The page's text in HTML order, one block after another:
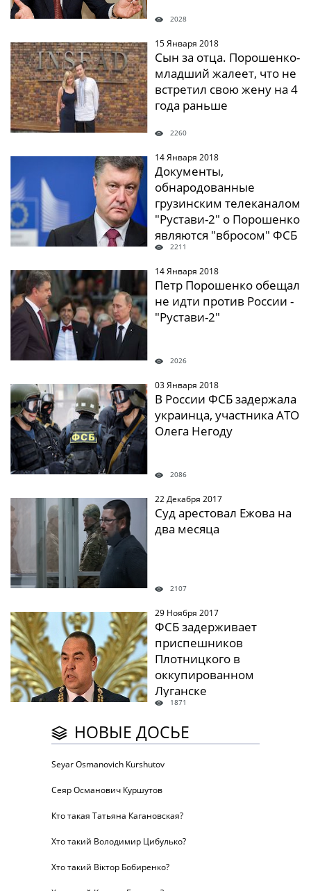
2028
" /> 15 Января 2018
Сын за отца. Порошенко-
младший жалеет, что не
встретил свою жену на 4
года раньше
2260
14 Января 2018
Документы,
обнародованные
грузинским телеканалом
"Рустави-2" о Порошенко
являются "вбросом" ФСБ
- АП2211
" /> 14 Января 2018
Петр Порошенко обещал
не идти против России -
"Рустави-2"
2026
" /> 03 Января 2018
В России ФСБ задержала
украинца, участника АТО
Олега Негоду
2086
" /> 22 Декабря 2017
Суд арестовал Ежова на
два месяца
2107
" /> 29 Ноября 2017
ФСБ задерживает
приспешников
Плотницкого в
оккупированном
Луганске
1871
НОВЫЕ ДОСЬЕ
Seyar Osmanovich Kurshutov
Сеяр Османович Куршутов
Кто такая Татьяна Кагановская?
Хто такий Володимир Цибулько?
Хто такий Віктор Бобиренко?